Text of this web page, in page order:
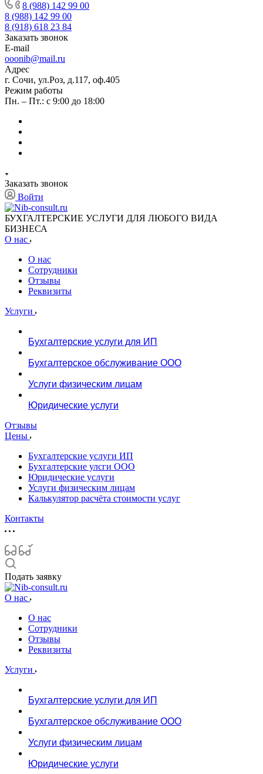
8 (988) 142 99 00
8 (988) 142 99 00
8 (918) 618 23 84
Заказать звонок
E-mail
ooonib@mail.ru
Адрес
г. Сочи, ул.Роз, д.117, оф.405
Режим работы
Пн. – Пт.: с 9:00 до 18:00
Заказать звонок
Войти
БУХГАЛТЕРСКИЕ УСЛУГИ ДЛЯ ЛЮБОГО ВИДА
БИЗНЕСА
О нас
О нас
Сотрудники
Отзывы
Реквизиты
Услуги
Бухгалтерские услуги для ИП
Бухгалтерское обслуживание ООО
Услуги физическим лицам
Юридические услуги
Отзывы
Цены
Бухгалтерские услуги ИП
Бухгалтерские улсги ООО
Юридические услуги
Услуги физическим лицам
Калькулятор расчёта стоимости услуг
Контакты
Подать заявку
О нас
О нас
Сотрудники
Отзывы
Реквизиты
Услуги
Бухгалтерские услуги для ИП
Бухгалтерское обслуживание ООО
Услуги физическим лицам
Юридические услуги